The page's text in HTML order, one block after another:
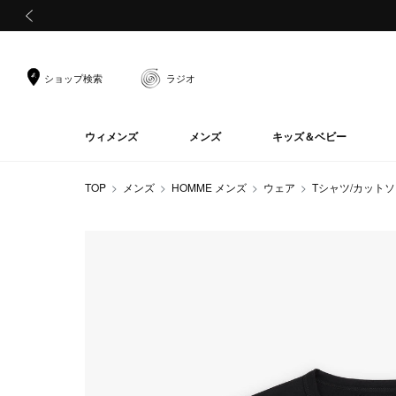
ショップ検索 ラジオ
ウィメンズ メンズ キッズ＆ベビー
TOP メンズ HOMME メンズ ウェア Tシャツ/カット